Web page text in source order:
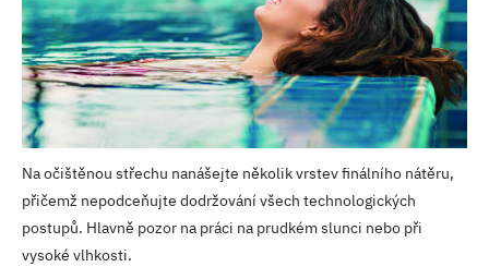
Na očištěnou střechu nanášejte několik vrstev finálního nátěru,
přičemž nepodceňujte dodržování všech technologických
postupů. Hlavně pozor na práci na prudkém slunci nebo při
vysoké vlhkosti.